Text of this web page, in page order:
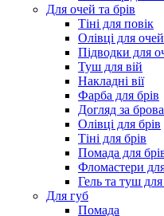
Для очей та брів
Тіні для повік
Олівці для очей
Підводки для
Туш для вій
Накладні вії
Фарба для брів
Догляд за
Олівці для брів
Тіні для брів
Помада для
Фломастери
Гель та туш для
Для губ
Помада